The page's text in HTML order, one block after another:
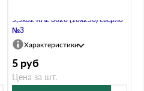
5,5х32 RAL 3020 (10х250) сверло
№3
Характеристики
5 руб
Цена за шт.